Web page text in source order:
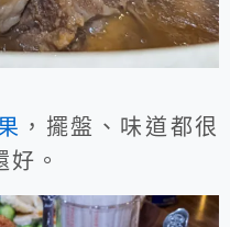
，擺盤、味道都很
。